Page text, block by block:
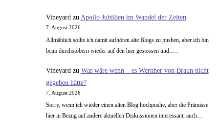
Vineyardzu Apollo Jubiläen im Wandel der Zeiten
7. August 2026
Allmählich sollte ich damit aufhören alte Blogs zu pushen, aber ich bin
beim durchstöbern wieder auf den hier gestossen und..…
Vineyard zu Was wäre wenn – es Wernher von Braun nicht
gegeben hätte?
7. August 2026
Sorry, wenn ich wieder einen alten Blog hochpushe, aber die Prämisse
hier in Bezug auf andere aktuellen Diskussionen interessant, auch…